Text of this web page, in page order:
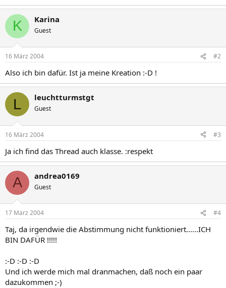
K Karina
Guest
16 März 2004 #2
Also ich bin dafür. Ist ja meine Kreation :-D !
L leuchtturmstgt
Guest
16 März 2004 #3
Ja ich find das Thread auch klasse. :respekt
A andrea0169
Guest
17 März 2004 #4
Taj, da irgendwie die Abstimmung nicht funktioniert......ICH
BIN DAFÜR !!!!!
:-D :-D :-D
Und ich werde mich mal dranmachen, daß noch ein paar
dazukommen ;-)